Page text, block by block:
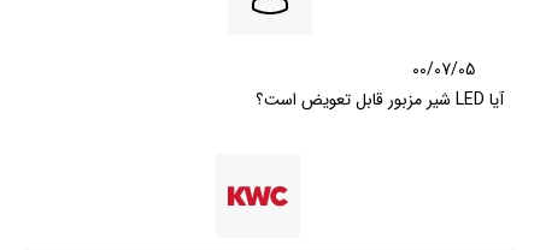
00/07/05
آیا LED شیر مزبور قابل تعویض است؟